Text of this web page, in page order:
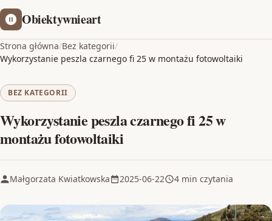
Obiektywnieart
Strona główna/Bez kategorii/
Wykorzystanie peszla czarnego fi 25 w montażu fotowoltaiki
BEZ KATEGORII
Wykorzystanie peszla czarnego fi 25 w
montażu fotowoltaiki
Małgorzata Kwiatkowska 2025-06-22 4 min czytania